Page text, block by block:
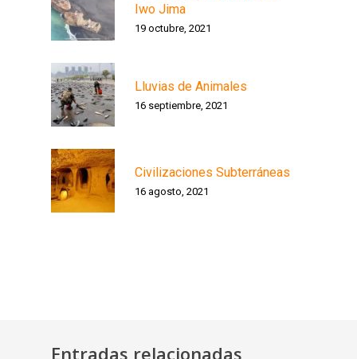
Iwo Jima
19 octubre, 2021
Lluvias de Animales
16 septiembre, 2021
Civilizaciones Subterráneas
16 agosto, 2021
Entradas relacionadas